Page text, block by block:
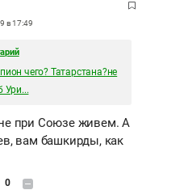
в 17:49
чего? Татарстана?не
Ури...
при Союзе живем. А
вам башкирды, как
0